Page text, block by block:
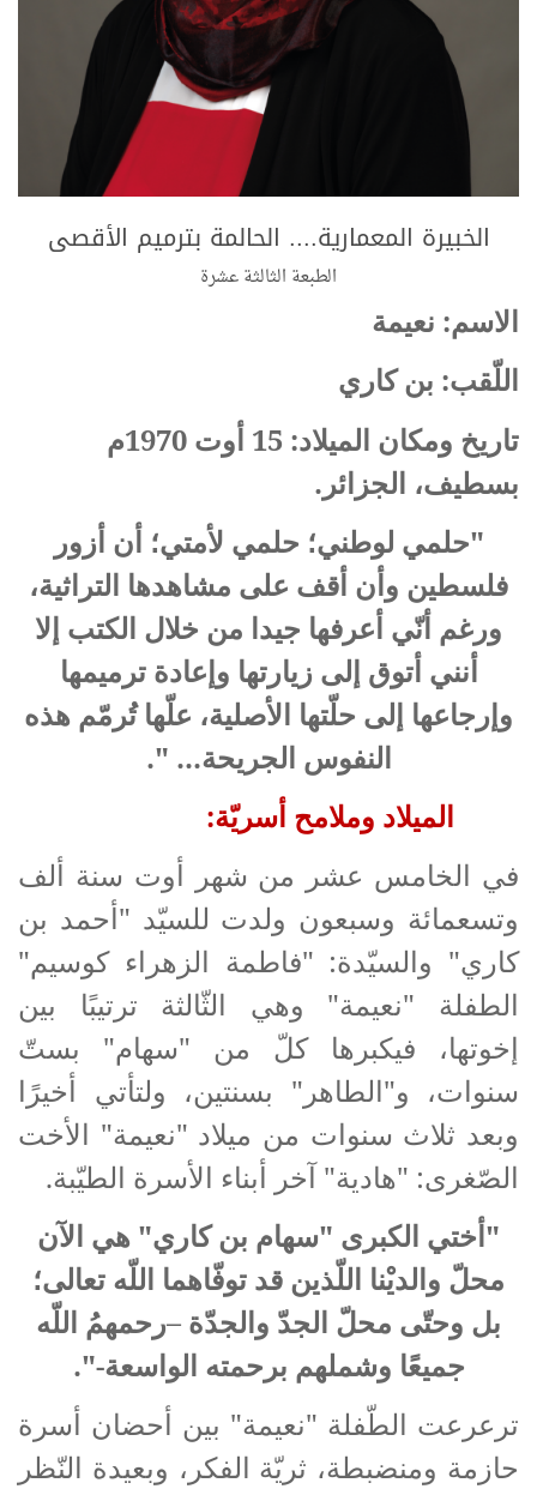
الخبيرة المعمارية.... الحالمة بترميم الأقصى
الطبعة الثالثة عشرة
الاسم: نعيمة
اللّقب: بن كاري
تاريخ ومكان الميلاد: 15 أوت 1970م
بسطيف، الجزائر.
"حلمي لوطني؛ حلمي لأمتي؛ أن أزور
فلسطين وأن أقف على مشاهدها التراثية،
ورغم أنّي أعرفها جيدا من خلال الكتب إلا
أنني أتوق إلى زيارتها وإعادة ترميمها
وإرجاعها إلى حلّتها الأصلية، علّها تُرمّم هذه
النفوس الجريحة... ".
الميلاد وملامح أسريّة:
في الخامس عشر من شهر أوت سنة ألف
وتسعمائة وسبعون ولدت للسيّد "أحمد بن
كاري" والسيّدة: "فاطمة الزهراء كوسيم"
الطفلة "نعيمة" وهي الثّالثة ترتيبًا بين
إخوتها، فيكبرها كلّ من "سهام" بستّ
سنوات، و"الطاهر" بسنتين، ولتأتي أخيرًا
وبعد ثلاث سنوات من ميلاد "نعيمة" الأخت
الصّغرى: "هادية" آخر أبناء الأسرة الطيّبة.
"أختي الكبرى "سهام بن كاري" هي الآن
محلّ والديْنا اللّذين قد توفّاهما اللّه تعالى؛
بل وحتّى محلّ الجدّ والجدّة –رحمهمُ اللّه
جميعًا وشملهم برحمته الواسعة-".
ترعرعت الطّفلة "نعيمة" بين أحضان أسرة
حازمة ومنضبطة، ثريّة الفكر، وبعيدة النّظر